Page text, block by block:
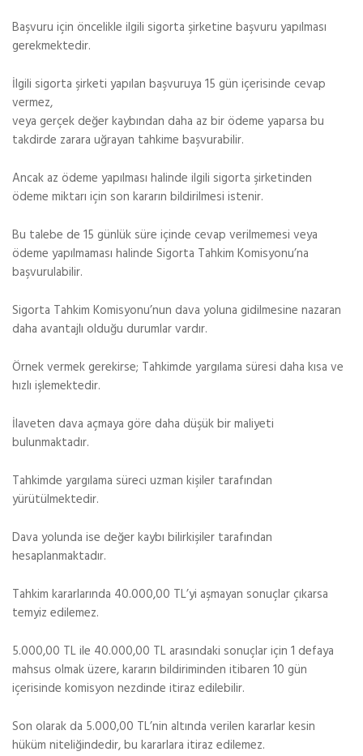
Başvuru için öncelikle ilgili sigorta şirketine başvuru yapılması
gerekmektedir.
İlgili sigorta şirketi yapılan başvuruya 15 gün içerisinde cevap
vermez,
veya gerçek değer kaybından daha az bir ödeme yaparsa bu
takdirde zarara uğrayan tahkime başvurabilir.
Ancak az ödeme yapılması halinde ilgili sigorta şirketinden
ödeme miktarı için son kararın bildirilmesi istenir.
Bu talebe de 15 günlük süre içinde cevap verilmemesi veya
ödeme yapılmaması halinde Sigorta Tahkim Komisyonu’na
başvurulabilir.
Sigorta Tahkim Komisyonu’nun dava yoluna gidilmesine nazaran
daha avantajlı olduğu durumlar vardır.
Örnek vermek gerekirse; Tahkimde yargılama süresi daha kısa ve
hızlı işlemektedir.
İlaveten dava açmaya göre daha düşük bir maliyeti
bulunmaktadır.
Tahkimde yargılama süreci uzman kişiler tarafından
yürütülmektedir.
Dava yolunda ise değer kaybı bilirkişiler tarafından
hesaplanmaktadır.
Tahkim kararlarında 40.000,00 TL’yi aşmayan sonuçlar çıkarsa
temyiz edilemez.
5.000,00 TL ile 40.000,00 TL arasındaki sonuçlar için 1 defaya
mahsus olmak üzere, kararın bildiriminden itibaren 10 gün
içerisinde komisyon nezdinde itiraz edilebilir.
Son olarak da 5.000,00 TL’nin altında verilen kararlar kesin
hüküm niteliğindedir, bu kararlara itiraz edilemez.